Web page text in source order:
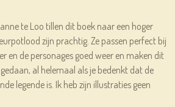
te Loo tillen dit boek naar een hoger
zijn prachtig. Ze passen perfect bij
en de personages goed weer en maken dit
al helemaal als je bedenkt dat de
legende is. Ik heb zijn illustraties geen